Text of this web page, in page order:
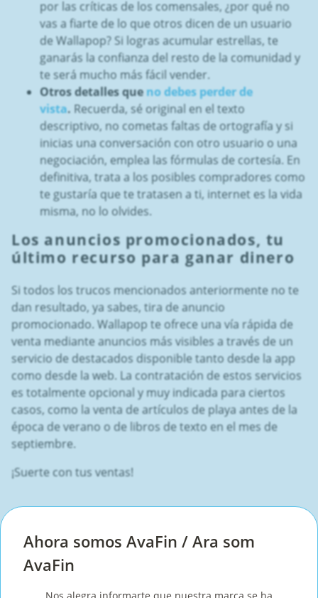
por las críticas de los comensales, ¿por qué no
vas a fiarte de lo que otros dicen de un usuario
de Wallapop? Si logras acumular estrellas, te
ganarás la confianza del resto de la comunidad y
te será mucho más fácil vender.
Otros detalles queno debes perder de
vista. Recuerda, sé original en el texto
descriptivo, no cometas faltas de ortografía y si
inicias una conversación con otro usuario o una
negociación, emplea las fórmulas de cortesía. En
definitiva, trata a los posibles compradores como
te gustaría que te tratasen a ti, internet es la vida
misma, no lo olvides.
Los anuncios promocionados, tu
último recurso para ganar dinero
Si todos los trucos mencionados anteriormente no te
dan resultado, ya sabes, tira de anuncio
promocionado. Wallapop te ofrece una vía rápida de
venta mediante anuncios más visibles a través de un
servicio de destacados disponible tanto desde la app
como desde la web. La contratación de estos servicios
es totalmente opcional y muy indicada para ciertos
casos, como la venta de artículos de playa antes de la
época de verano o de libros de texto en el mes de
septiembre.
¡Suerte con tus ventas!
Siguiente artículo
Ahora somos AvaFin / Ara som
AvaFin
Nos alegra informarte que nuestra marca se ha